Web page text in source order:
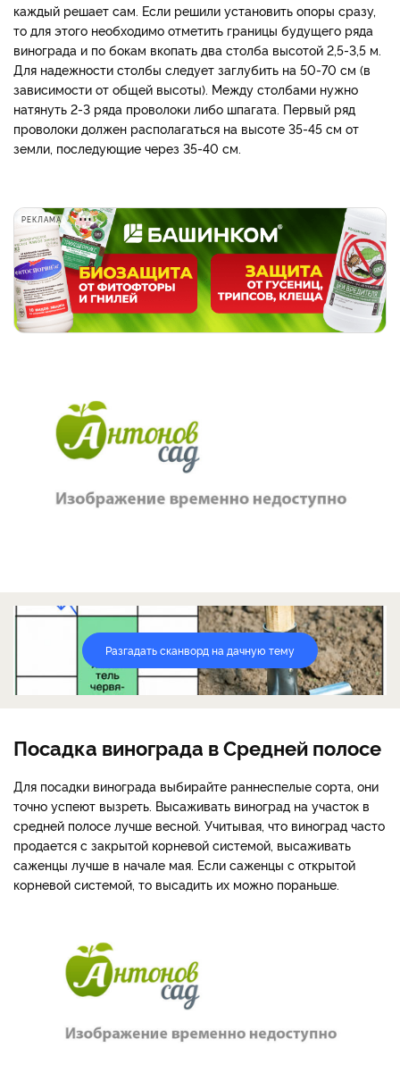
каждый решает сам. Если решили установить опоры сразу,
то для этого необходимо отметить границы будущего ряда
винограда и по бокам вкопать два столба высотой 2,5-3,5 м.
Для надежности столбы следует заглубить на 50-70 см (в
зависимости от общей высоты). Между столбами нужно
натянуть 2-3 ряда проволоки либо шпагата. Первый ряд
проволоки должен располагаться на высоте 35-45 см от
земли, последующие через 35-40 см.
РЕКЛАМА
Разгадать сканворд на дачную тему
Посадка винограда в Средней полосе
Для посадки винограда выбирайте раннеспелые сорта, они
точно успеют вызреть. Высаживать виноград на участок в
средней полосе лучше весной. Учитывая, что виноград часто
продается с закрытой корневой системой, высаживать
саженцы лучше в начале мая. Если саженцы с открытой
корневой системой, то высадить их можно пораньше.